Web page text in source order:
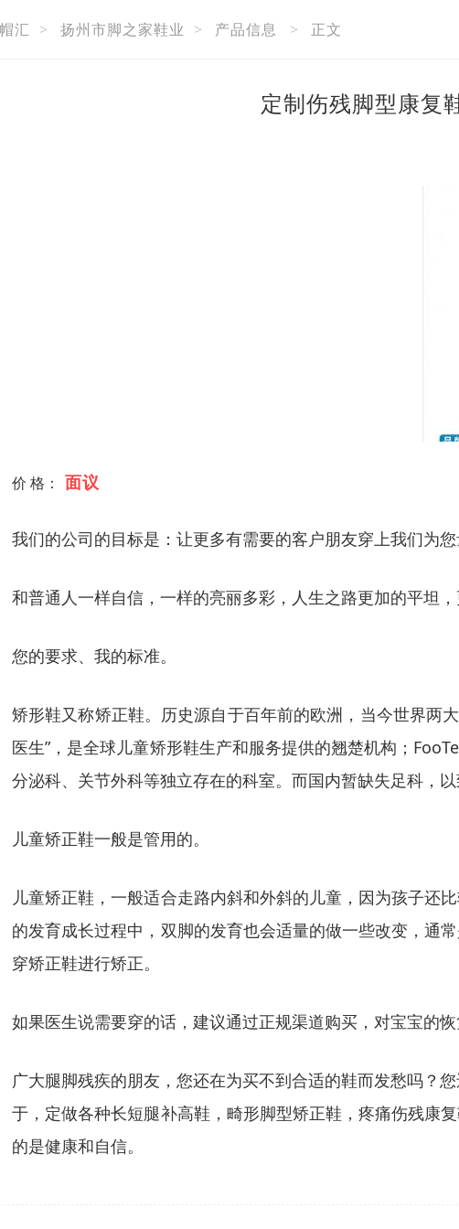
汇 > 扬州市脚之家鞋业 > 产品信息 > 正文
定制伤残脚型康复
价 格： 面议
我们的公司的目标是：让更多有需要的客户朋友穿上我们为
和普通人一样自信，一样的亮丽多彩，人生之路更加的平坦
您的要求、我的标准。
矫形鞋又称矫正鞋。历史源自于百年前的欧洲，当今世界两
医生”，是全球儿童矫形鞋生产和服务提供的翘楚机构；
分泌科、关节外科等独立存在的科室。而国内暂缺失足科，
儿童矫正鞋一般是管用的。
儿童矫正鞋，一般适合走路内斜和外斜的儿童，因为孩子还
的发育成长过程中，双脚的发育也会适量的做一些改变，通
穿矫正鞋进行矫正。
如果医生说需要穿的话，建议通过正规渠道购买，对宝宝的恢
广大腿脚残疾的朋友，您还在为买不到合适的鞋而发愁吗？
于，定做各种长短腿补高鞋，畸形脚型矫正鞋，疼痛伤残康
的是健康和自信。